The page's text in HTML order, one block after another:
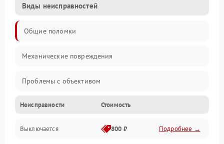
Виды неисправностей
Общие поломки
Механические повреждения
Проблемы с объективом
Электронные ошибки
Механические проблемы
Неисправности Стоимость
Выключается 800 ₽ Подробнее →